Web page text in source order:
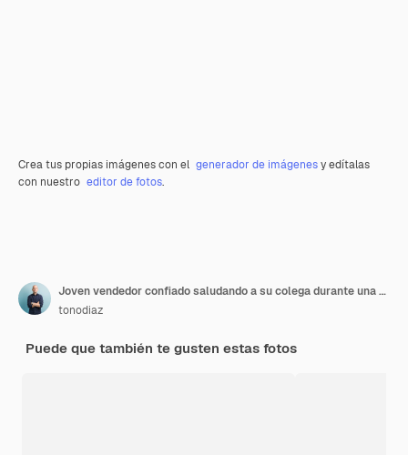
Crea tus propias imágenes con el generador de imágenesy edítalas
con nuestro editor de fotos.
Joven vendedor confiado saludando a su colega durante una videollamada en la computadora en el escritorio
tonodiaz
Puede que también te gusten estas fotos